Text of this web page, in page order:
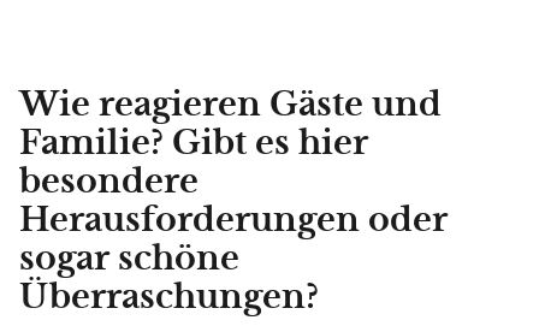
Wie reagieren Gäste und
Familie? Gibt es hier
besondere
Herausforderungen oder
sogar schöne
Überraschungen?